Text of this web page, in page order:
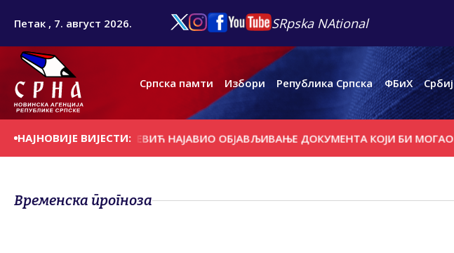
Петак , 7. август 2026. SRpska NAtional
Српска памти Избори Република Српска ФБиХ
НАЈНОВИЈЕ ВИЈЕСТИ:
У ЈАМИ КНЕЖЕВИЋ НАЈАВИО ОБЈАВЉИВАЊЕ ДОКУМЕНТА КОЈИ БИ МОГАО
Временска прогноза